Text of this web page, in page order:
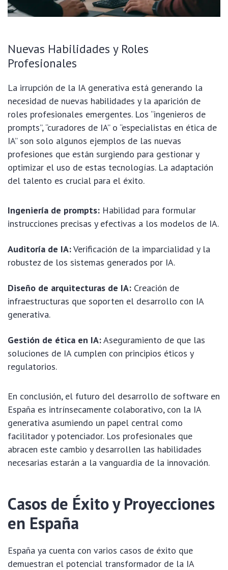
Nuevas Habilidades y Roles
Profesionales
La irrupción de la IA generativa está generando la
necesidad de nuevas habilidades y la aparición de
roles profesionales emergentes. Los “ingenieros de
prompts”, “curadores de IA” o “especialistas en ética de
IA” son solo algunos ejemplos de las nuevas
profesiones que están surgiendo para gestionar y
optimizar el uso de estas tecnologías. La adaptación
del talento es crucial para el éxito.
Ingeniería de prompts: Habilidad para formular
instrucciones precisas y efectivas a los modelos de IA.
Auditoría de IA:Verificación de la imparcialidad y la
robustez de los sistemas generados por IA.
Diseño de arquitecturas de IA: Creación de
infraestructuras que soporten el desarrollo con IA
generativa.
Gestión de ética en IA:Aseguramiento de que las
soluciones de IA cumplen con principios éticos y
regulatorios.
En conclusión, el futuro del desarrollo de software en
España es intrínsecamente colaborativo, con la IA
generativa asumiendo un papel central como
facilitador y potenciador. Los profesionales que
abracen este cambio y desarrollen las habilidades
necesarias estarán a la vanguardia de la innovación.
Casos de Éxito y Proyecciones
en España
España ya cuenta con varios casos de éxito que
demuestran el potencial transformador de la IA